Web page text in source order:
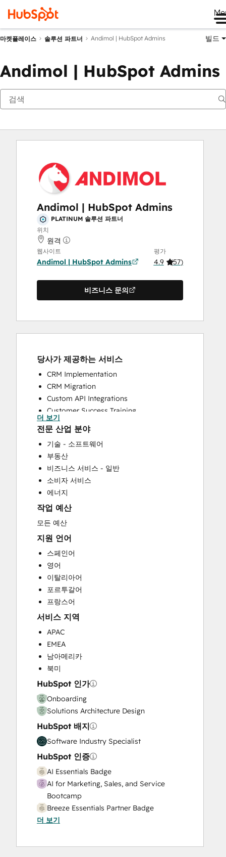
마켓플레이스 솔루션 파트너 Andimol | HubSpot Admins 빌드
Andimol | HubSpot Admins
Andimol | HubSpot Admins
PLATINUM 솔루션 파트너
위치
원격
웹사이트
Andimol | HubSpot Admins
평가
4.9 (57)
비즈니스 문의
당사가 제공하는 서비스
CRM Implementation
CRM Migration
Custom API Integrations
Customer Success Training
Customer Support Training
Customer Survey and Analysis
Help Desk Implementation
HubSpot Onboarding
Knowledge Base Development
Programmable Automation
Sales and Marketing Alignment
Sales Coaching and Training
Sales Enablement
Website Migration
더 보기
전문 산업 분야
기술 - 소프트웨어
부동산
비즈니스 서비스 - 일반
소비자 서비스
에너지
작업 예산
모든 예산
지원 언어
스페인어
영어
이탈리아어
포르투갈어
프랑스어
서비스 지역
APAC
EMEA
남아메리카
북미
HubSpot 인가
Onboarding
Solutions Architecture Design
HubSpot 배지
Software Industry Specialist
HubSpot 인증
AI Essentials Badge
AI for Marketing, Sales, and Service
Bootcamp
Breeze Essentials Partner Badge
CRM Customization Bootcamp for
Data Integrations Certification
더 보기